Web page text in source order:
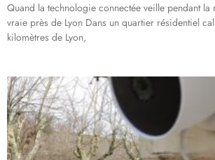
Quand la technologie connectée veille pendant la
vraie près de Lyon Dans un quartier résidentiel
kilomètres de Lyon,